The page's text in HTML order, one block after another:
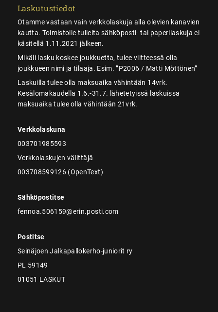
Laskutustiedot
Otamme vastaan vain verkkolaskuja alla olevien kanavien
kautta. Toimistolle tulleita sähköposti- tai paperilaskuja ei
käsitellä 1.11.2021 jälkeen.
Mikäli lasku koskee joukkuetta, tulee viitteessä olla
joukkueen nimi ja tilaaja. Esim. ”P2006 / Matti Möttönen”
Laskuilla tulee olla maksuaika vähintään 14vrk.
Kesälomakaudella 1.6.-31.7. lähetetyissä laskuissa
maksuaika tulee olla vähintään 21vrk.
Verkkolaskuna
003701985593
Verkkolaskujen välittäjä
003708599126 (OpenText)
Sähköpostitse
fennoa.506159@erin.posti.com
Postitse
Seinäjoen Jalkapallokerho-juniorit ry
PL 59149
01051 LASKUT